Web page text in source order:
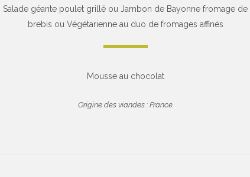
Salade géante poulet grillé ou Jambon de Bayonne fromage de
brebis ou Végétarienne au duo de fromages affinés
Mousse au chocolat
Origine des viandes : France